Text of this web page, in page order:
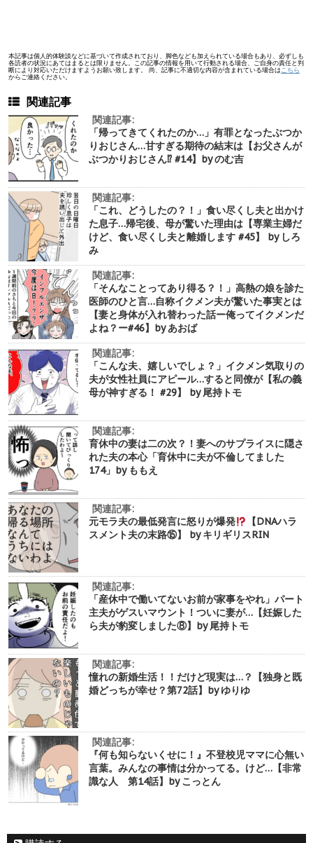
本記事は個人的体験談などに基づいて作成されており、脚色なども加えられている場合もあり、必ずしも
各読者の状況にあてはまるとは限りません。この記事の情報を用いて行動される場合、ご自身の責任と判
断により対応いただけますようお願い致します。 尚、記事に不適切な内容が含まれている場合はこちら
からご連絡ください。
関連記事
関連記事:
「帰ってきてくれたのか…」有罪となったぶつか
りおじさん…甘すぎる期待の結末は【お父さんが
ぶつかりおじさん⁉︎ #14】by のむ吉
関連記事:
「これ、どうしたの？！」食い尽くし夫と出かけ
た息子…帰宅後、母が驚いた理由は【専業主婦だ
けど、食い尽くし夫と離婚します #45】 by しろ
み
関連記事:
「そんなことってあり得る？！」高熱の娘を診た
医師のひと言…自称イクメン夫が驚いた事実とは
【妻と身体が入れ替わった話ー俺ってイクメンだ
よね？ー#46】by あおば
関連記事:
「こんな夫、嬉しいでしょ？」イクメン気取りの
夫が女性社員にアピール…すると同僚が【私の義
母が神すぎる！ #29】 by 尾持トモ
関連記事:
育休中の妻は二の次？！妻へのサプライスに隠さ
れた夫の本心「育休中に夫が不倫してました
174」by ももえ
関連記事:
元モラ夫の最低発言に怒りが爆発
【DNAハラ
スメント夫の末路⑮】 by キリギリスRIN
関連記事:
「産休中で働いてないお前が家事をやれ」パート
主夫がゲスいマウント！ついに妻が…【妊娠した
ら夫が豹変しました⑧】by 尾持トモ
関連記事:
憧れの新婚生活！！だけど現実は…？【独身と既
婚どっちが幸せ？第72話】by ゆりゆ
関連記事:
『何も知らないくせに！』不登校児ママに心無い
言葉。みんなの事情は分かってる。けど…【非常
識な人 第14話】by こっとん